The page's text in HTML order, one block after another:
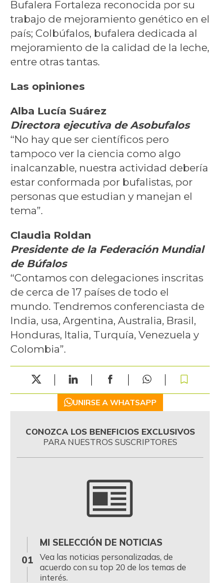
Bufalera Fortaleza reconocida por su
trabajo de mejoramiento genético en el
país; Colbúfalos, bufalera dedicada al
mejoramiento de la calidad de la leche,
entre otras tantas.
Las opiniones
Alba Lucía Suárez
Directora ejecutiva de Asobufalos
“No hay que ser científicos pero
tampoco ver la ciencia como algo
inalcanzable, nuestra actividad debería
estar conformada por bufalistas, por
personas que estudian y manejan el
tema”.
Claudia Roldan
Presidente de la Federación Mundial
de Búfalos
“Contamos con delegaciones inscritas
de cerca de 17 países de todo el
mundo. Tendremos conferenciasta de
India, usa, Argentina, Australia, Brasil,
Honduras, Italia, Turquía, Venezuela y
Colombia”.
UNIRSE A WHATSAPP
CONOZCA LOS BENEFICIOS EXCLUSIVOS
PARA NUESTROS SUSCRIPTORES
01
MI SELECCIÓN DE NOTICIAS
Vea las noticias personalizadas, de
acuerdo con su top 20 de los temas de
interés.